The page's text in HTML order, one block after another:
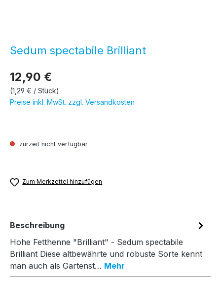
Sedum spectabile Brilliant
12,90 €
(1,29 € / Stück)
Preise inkl. MwSt. zzgl. Versandkosten
zurzeit nicht verfügbar
Zum Merkzettel hinzufügen
Beschreibung
Hohe Fetthenne "Brilliant" - Sedum spectabile
Brilliant Diese altbewährte und robuste Sorte kennt
man auch als Gartenst… Mehr